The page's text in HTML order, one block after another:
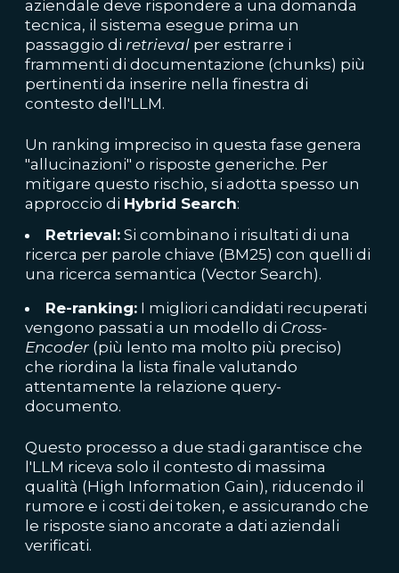
aziendale deve rispondere a una domanda
tecnica, il sistema esegue prima un
passaggio di retrieval per estrarre i
frammenti di documentazione (chunks) più
pertinenti da inserire nella finestra di
contesto dell'LLM.
Un ranking impreciso in questa fase genera
"allucinazioni" o risposte generiche. Per
mitigare questo rischio, si adotta spesso un
approccio di Hybrid Search:
Retrieval: Si combinano i risultati di una
ricerca per parole chiave (BM25) con quelli di
una ricerca semantica (Vector Search).
Re-ranking: I migliori candidati recuperati
vengono passati a un modello di Cross-
Encoder (più lento ma molto più preciso)
che riordina la lista finale valutando
attentamente la relazione query-
documento.
Questo processo a due stadi garantisce che
l'LLM riceva solo il contesto di massima
qualità (High Information Gain), riducendo il
rumore e i costi dei token, e assicurando che
le risposte siano ancorate a dati aziendali
verificati.